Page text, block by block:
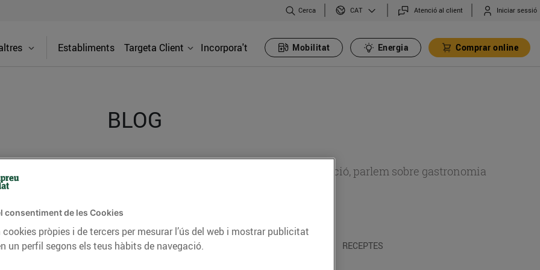
Cerca CAT Atenció al client Iniciar sessió
Establiments Targeta Client Incorpora't Mobilitat Energia Comprar online
BLOG
consells nutricionals, informació d’actualitat sobre alimentació, parlem sobre gastronomia
CONSELLS I HÀBITS SALUDABLES ENERGIA RECEPTES
consentiment de les Cookies
pròpies i de tercers per mesurar l’ús del web i mostrar publicitat
un perfil segons els teus hàbits de navegació.